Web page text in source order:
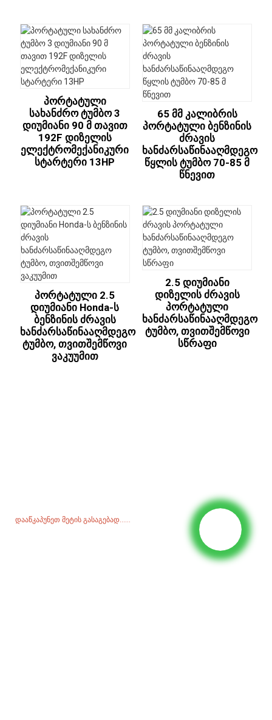
Პორტატული
Სახანძრო Ტუმბო 3
Დიუმიანი 90 Მ Თავით
192F Დიზელის
Ელექტრომექანიკური
Სტარტერი 13HP
65 Მმ Კალიბრის
Პორტატული Ბენზინის
Ძრავის
Ხანძარსაწინააღმდეგო
Წყლის Ტუმბო 70-85 Მ
Წნევით
Პორტატული 2.5
Დიუმიანი Honda-Ს
Ბენზინის Ძრავის
Ხანძარსაწინააღმდეგო
Ტუმბო, Თვითშემწოვი
Ვაკუუმით
2.5 Დიუმიანი
Დიზელის Ძრავის
Პორტატული
Ხანძარსაწინააღმდეგო
Ტუმბო, Თვითშემწოვი
Სწრაფი
Დააწკაპუნეთ Მეტის Გასაგებად......